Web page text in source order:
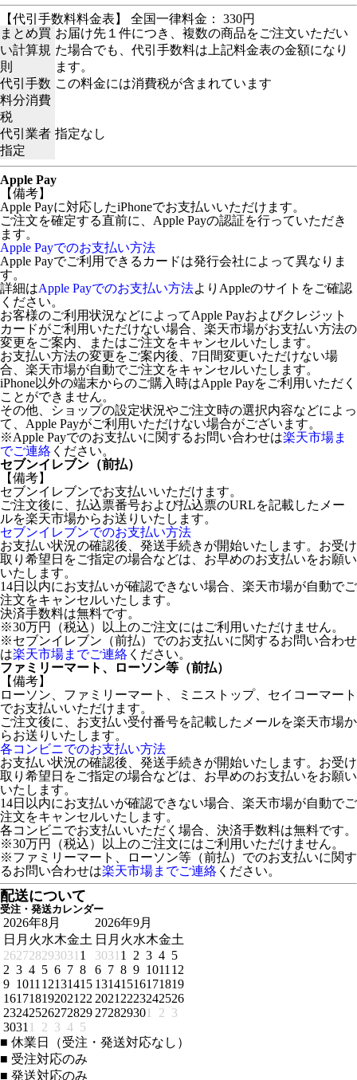
【代引手数料料金表】 全国一律料金： 330円
まとめ買
い計算規
則
お届け先１件につき、複数の商品をご注文いただい
た場合でも、代引手数料は上記料金表の金額になり
ます。
代引手数
料分消費
税
この料金には消費税が含まれています
代引業者
指定
指定なし
Apple Pay
【備考】
Apple Payに対応したiPhoneでお支払いいただけます。
ご注文を確定する直前に、Apple Payの認証を行っていただき
ます。
Apple Payでのお支払い方法
Apple Payでご利用できるカードは発行会社によって異なりま
す。
詳細はApple Payでのお支払い方法よりAppleのサイトをご確認
ください。
お客様のご利用状況などによってApple Payおよびクレジット
カードがご利用いただけない場合、楽天市場がお支払い方法の
変更をご案内、またはご注文をキャンセルいたします。
お支払い方法の変更をご案内後、7日間変更いただけない場
合、楽天市場が自動でご注文をキャンセルいたします。
iPhone以外の端末からのご購入時はApple Payをご利用いただく
ことができません。
その他、ショップの設定状況やご注文時の選択内容などによっ
て、Apple Payがご利用いただけない場合がございます。
※Apple Payでのお支払いに関するお問い合わせは楽天市場ま
でご連絡 ください。
セブンイレブン（前払）
【備考】
セブンイレブンでお支払いいただけます。
ご注文後に、払込票番号および払込票のURLを記載したメー
ルを楽天市場からお送りいたします。
セブンイレブンでのお支払い方法
お支払い状況の確認後、発送手続きが開始いたします。お受け
取り希望日をご指定の場合などは、お早めのお支払いをお願い
いたします。
14日以内にお支払いが確認できない場合、楽天市場が自動でご
注文をキャンセルいたします。
決済手数料は無料です。
※30万円（税込）以上のご注文にはご利用いただけません。
※セブンイレブン（前払）でのお支払いに関するお問い合わせ
は楽天市場までご連絡 ください。
ファミリーマート、ローソン等（前払）
【備考】
ローソン、ファミリーマート、ミニストップ、セイコーマート
でお支払いいただけます。
ご注文後に、お支払い受付番号を記載したメールを楽天市場か
らお送りいたします。
各コンビニでのお支払い方法
お支払い状況の確認後、発送手続きが開始いたします。お受け
取り希望日をご指定の場合などは、お早めのお支払いをお願い
いたします。
14日以内にお支払いが確認できない場合、楽天市場が自動でご
注文をキャンセルいたします。
各コンビニでお支払いいただく場合、決済手数料は無料です。
※30万円（税込）以上のご注文にはご利用いただけません。
※ファミリーマート、ローソン等（前払）でのお支払いに関す
るお問い合わせは楽天市場までご連絡 ください。
配送について
受注・発送カレンダー
2026年8月
日 月 火水木金土
262728293031 1
2 3 4 5 6 7 8
9 1011 12131415
161718192021 22
23242526272829
3031 1 2 3 4 5
2026年9月
日 月 火水木金土
3031 1 2 3 4 5
6 7 8 9 1011 12
13141516171819
2021 2223242526
272829301 2 3
■ 休業日（受注・発送対応なし）
■ 受注対応のみ
■ 発送対応のみ